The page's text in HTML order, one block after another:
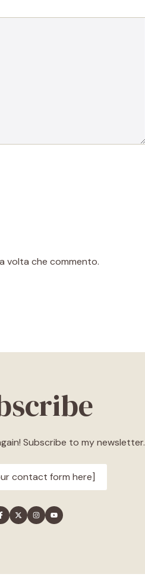
volta che commento.
Subscribe to my newsletter.
contact form here]